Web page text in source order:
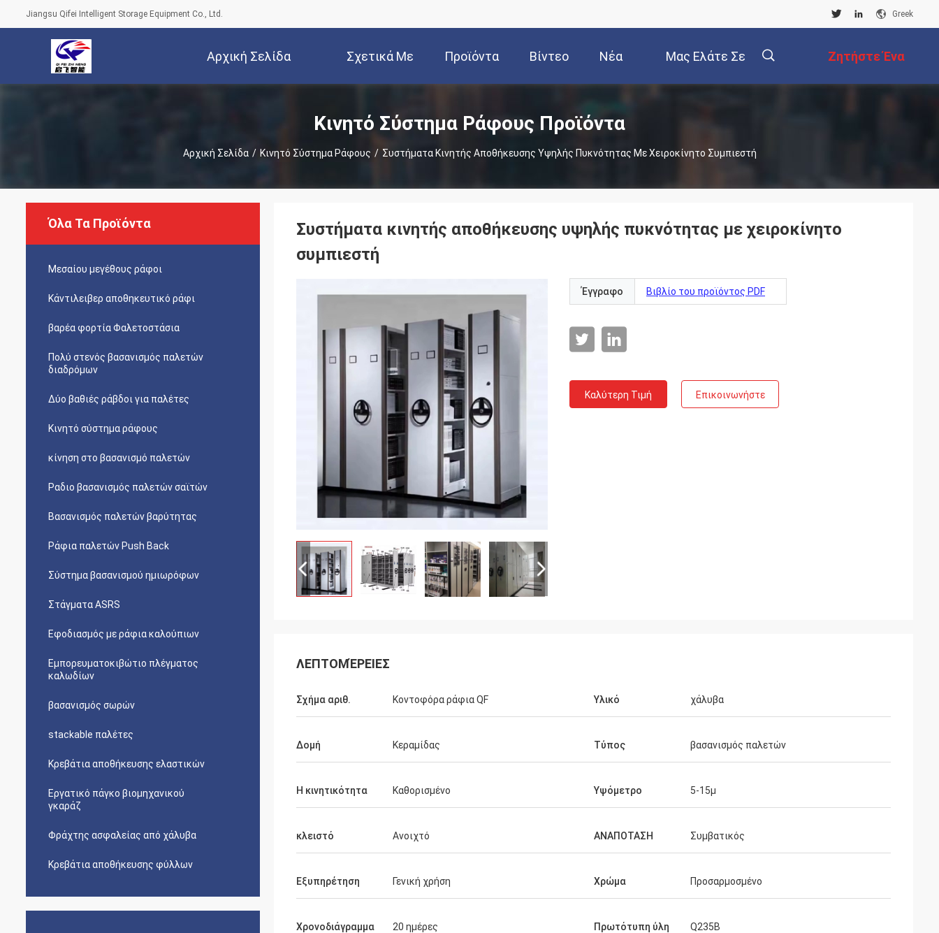
Jiangsu Qifei Intelligent Storage Equipment Co., Ltd. Greek
Αρχική Σελίδα Σχετικά Με
Εμάς
Προϊόντα Βίντεο Νέα Μας Ελάτε Σε Ζητήστε Ένα
Απόσπασμα
Κινητό Σύστημα Ράφους Προϊόντα
Αρχική Σελίδα / Κινητό Σύστημα Ράφους / Συστήματα Κινητής Αποθήκευσης Υψηλής Πυκνότητας Με Χειροκίνητο Συμπιεστή
Όλα Τα Προϊόντα
Μεσαίου μεγέθους ράφοι
Κάντιλειβερ αποθηκευτικό ράφι
βαρέα φορτία Φαλετοστάσια
Πολύ στενός βασανισμός παλετών
διαδρόμων
Δύο βαθιές ράβδοι για παλέτες
Κινητό σύστημα ράφους
κίνηση στο βασανισμό παλετών
Ραδιο βασανισμός παλετών σαϊτών
Βασανισμός παλετών βαρύτητας
Ράφια παλετών Push Back
Σύστημα βασανισμού ημιωρόφων
Στάγματα ASRS
Εφοδιασμός με ράφια καλούπιων
Εμπορευματοκιβώτιο πλέγματος
καλωδίων
βασανισμός σωρών
stackable παλέτες
Κρεβάτια αποθήκευσης ελαστικών
Εργατικό πάγκο βιομηχανικού
γκαράζ
Φράχτης ασφαλείας από χάλυβα
Κρεβάτια αποθήκευσης φύλλων
Συστήματα κινητής αποθήκευσης υψηλής πυκνότητας με χειροκίνητο
συμπιεστή
Έγγραφο Βιβλίο του προϊόντος PDF
Καλύτερη Τιμή Επικοινωνήστε
ΛΕΠΤΟΜΈΡΕΙΕΣ
Σχήμα αριθ. Κοντοφόρα ράφια QF Υλικό χάλυβα
Δομή Κεραμίδας Τύπος βασανισμός παλετών
Η κινητικότητα Καθορισμένο Υψόμετρο 5-15μ
κλειστό Ανοιχτό ΑΝΑΠΟΤΑΣΗ Συμβατικός
Εξυπηρέτηση Γενική χρήση Χρώμα Προσαρμοσμένο
Χρονοδιάγραμμα 20 ημέρες Πρωτότυπη ύλη Q235B